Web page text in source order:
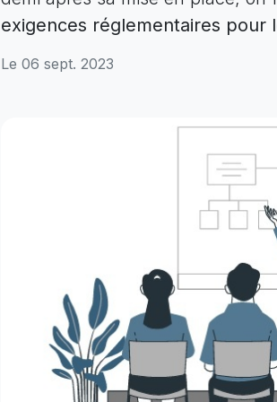
exigences réglementaires pour
Le 06 sept. 2023